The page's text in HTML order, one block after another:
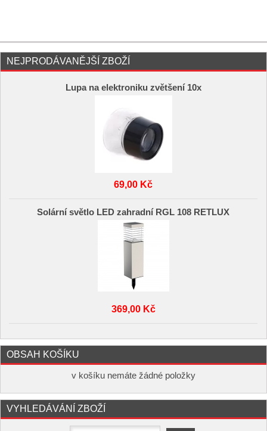
NEJPRODÁVANĚJŠÍ ZBOŽÍ
Lupa na elektroniku zvětšení 10x
69,00 Kč
Solární světlo LED zahradní RGL 108 RETLUX
369,00 Kč
OBSAH KOŠÍKU
v košíku nemáte žádné položky
VYHLEDÁVÁNÍ ZBOŽÍ